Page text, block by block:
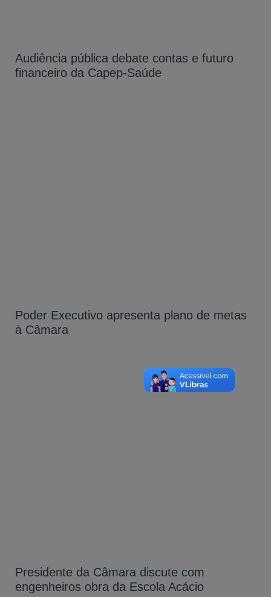
Audiência pública debate contas e futuro
financeiro da Capep-Saúde
Poder Executivo apresenta plano de metas
à Câmara
Presidente da Câmara discute com
engenheiros obra da Escola Acácio